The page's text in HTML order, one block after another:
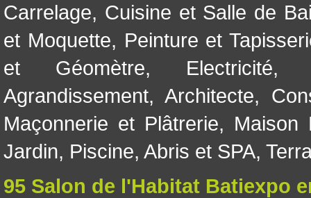
Carrelage, Cuisine et Salle de
et Moquette, Peinture et
et Géomètre, Electricité
Agrandissement, Architecte,
Maçonnerie et Plâtrerie, Maison
Jardin, Piscine, Abris et SPA,
95 Salon de l'Habitat Batiexpo